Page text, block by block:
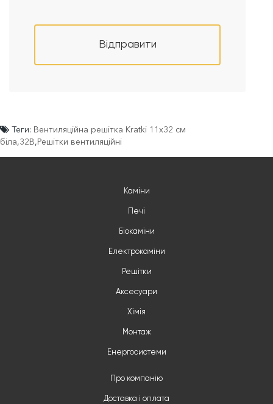
Відправити
Теги: Вентиляційна решітка Kratki 11х32 см
біла,32B,Решітки вентиляційні
Каміни
Печі
Біокаміни
Електрокаміни
Решітки
Аксесуари
Хімія
Монтаж
Енергосистеми
Про компанію
Доставка і оплата